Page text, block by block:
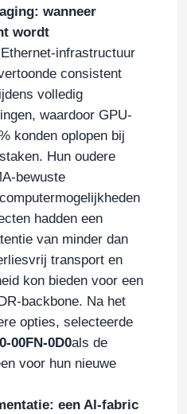
wanneer
wordt
infrastructuur
consistent
volledig
waardoor GPU-
konden oplopen bij
Hun oudere
bewuste
hadden een
van minder dan
transport en
kon bieden voor een
backbone. Na het
opties, selecteerde
00FN-0D0als de
voor hun nieuwe
een AI-fabric